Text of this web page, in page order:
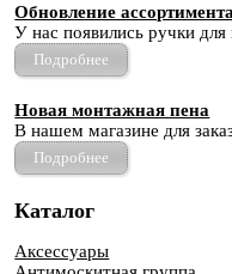
Обновление
У нас появились ручки
Подробнее
Новая монтажная пена
В нашем магазине для
Подробнее
Каталог
Аксессуары